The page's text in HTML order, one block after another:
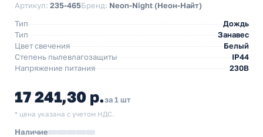
Артикул: 235-465Бренд: Neon-Night (Неон-Найт)
Тип
Дождь
Тип
Занавес
Цвет свечения
Белый
Степень пылевлагозащиты
IP44
Напряжение питания
230В
17 241,30 р.за 1 шт
* цена указана с учетом НДС.
Наличие